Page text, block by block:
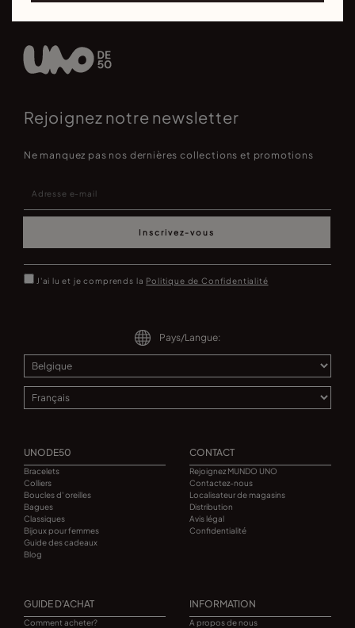
Rejoignez notre newsletter
Ne manquez pas nos dernières collections et promotions
Inscrivez-vous
J'ai lu et je comprends la Politique de Confidentialité
Pays/Langue:
UNODE50
Bracelets
Colliers
Boucles d' oreilles
Bagues
Classiques
Bijoux pour femmes
Guide des cadeaux
Blog
CONTACT
Rejoignez MUNDO UNO
Contactez-nous
Localisateur de magasins
Distribution
Avis légal
Confidentialité
GUIDE D'ACHAT
Comment acheter?
INFORMATION
A propos de nous